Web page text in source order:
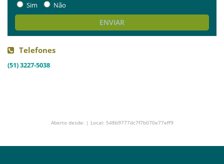
Sim
Não
ENVIAR
Telefones
(51) 3227-5038
Aberto desde: | Local: 548b9777dc7f7b070e77eff9